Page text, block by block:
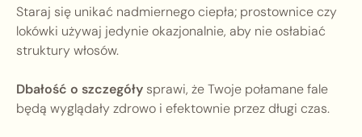
Staraj się unikać nadmiernego ciepła; prostownice czy
lokówki używaj jedynie okazjonalnie, aby nie osłabiać
struktury włosów.
Dbałość o szczegóły sprawi, że Twoje połamane fale
będą wyglądały zdrowo i efektownie przez długi czas.